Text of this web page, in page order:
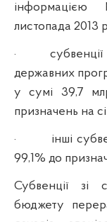
інформацією
листопада 2013
·
державних
у сумі 39,7
призначень на
·
інші
99,1% до
Субвенції зі
бюджету